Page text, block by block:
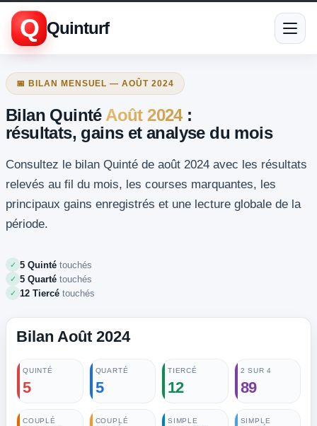
Q Quinturf
📅 BILAN MENSUEL — AOÛT 2024
Bilan Quinté Août 2024:
résultats, gains et analyse du mois
Consultez le bilan Quinté de août 2024 avec les résultats
relevés au fil du mois, les courses marquantes, les
principaux gains enregistrés et une lecture globale de la
période.
✓ 5 Quinté touchés
✓ 5 Quarté touchés
✓ 12 Tiercé touchés
Bilan Août 2024
QUINTÉ
5
QUARTÉ
5
TIERCÉ
12
2 SUR 4
89
COUPLÉ
COUPLÉ
SIMPLE
SIMPLE